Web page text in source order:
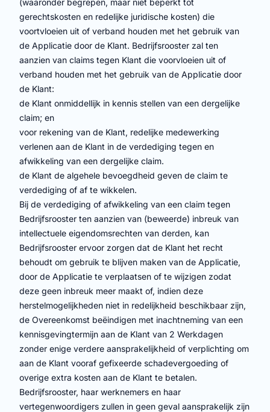
(waaronder begrepen, maar niet beperkt tot
gerechtskosten en redelijke juridische kosten) die
voortvloeien uit of verband houden met het gebruik van
de Applicatie door de Klant. Bedrijfsrooster zal ten
aanzien van claims tegen Klant die voorvloeien uit of
verband houden met het gebruik van de Applicatie door
de Klant:
de Klant onmiddellijk in kennis stellen van een dergelijke
claim; en
voor rekening van de Klant, redelijke medewerking
verlenen aan de Klant in de verdediging tegen en
afwikkeling van een dergelijke claim.
de Klant de algehele bevoegdheid geven de claim te
verdediging of af te wikkelen.
Bij de verdediging of afwikkeling van een claim tegen
Bedrijfsrooster ten aanzien van (beweerde) inbreuk van
intellectuele eigendomsrechten van derden, kan
Bedrijfsrooster ervoor zorgen dat de Klant het recht
behoudt om gebruik te blijven maken van de Applicatie,
door de Applicatie te verplaatsen of te wijzigen zodat
deze geen inbreuk meer maakt of, indien deze
herstelmogelijkheden niet in redelijkheid beschikbaar zijn,
de Overeenkomst beëindigen met inachtneming van een
kennisgevingtermijn aan de Klant van 2 Werkdagen
zonder enige verdere aansprakelijkheid of verplichting om
aan de Klant vooraf gefixeerde schadevergoeding of
overige extra kosten aan de Klant te betalen.
Bedrijfsrooster, haar werknemers en haar
vertegenwoordigers zullen in geen geval aansprakelijk zijn